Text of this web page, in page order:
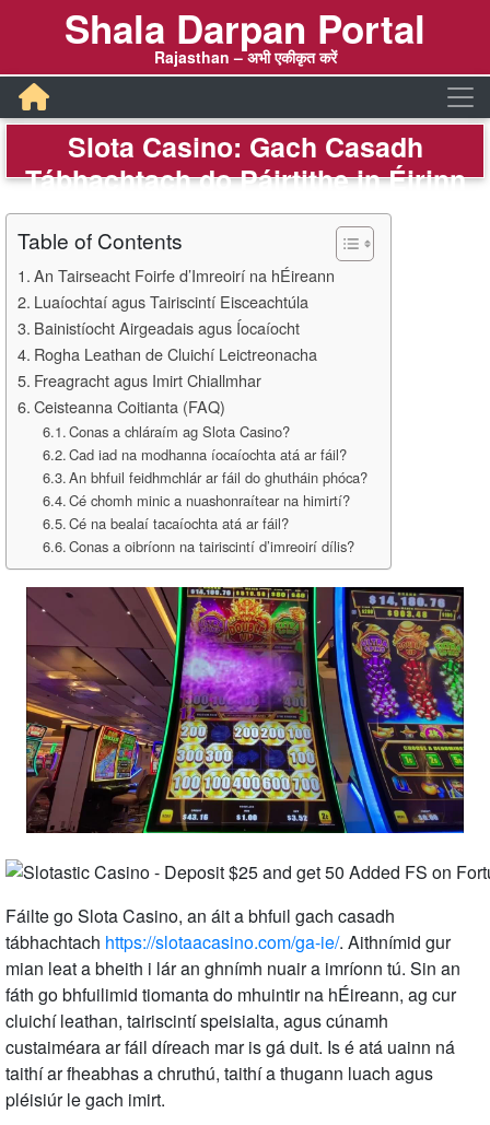
Shala Darpan Portal
Rajasthan – अभी एकीकृत करें
Slota Casino: Gach Casadh
Tábhachtach do Páirtithe in Éirinn
Table of Contents
An Tairseacht Foirfe d’Imreoirí na hÉireann
Luaíochtaí agus Tairiscintí Eisceachtúla
Bainistíocht Airgeadais agus Íocaíocht
Rogha Leathan de Cluichí Leictreonacha
Freagracht agus Imirt Chiallmhar
Ceisteanna Coitianta (FAQ)
Conas a chláraím ag Slota Casino?
Cad iad na modhanna íocaíochta atá ar fáil?
An bhfuil feidhmchlár ar fáil do ghutháin phóca?
Cé chomh minic a nuashonraítear na himirtí?
Cé na bealaí tacaíochta atá ar fáil?
Conas a oibríonn na tairiscintí d’imreoirí dílis?
Fáilte go Slota Casino, an áit a bhfuil gach casadh
tábhachtach https://slotaacasino.com/ga-ie/. Aithnímid gur
mian leat a bheith i lár an ghnímh nuair a imríonn tú. Sin an
fáth go bhfuilimid tiomanta do mhuintir na hÉireann, ag cur
cluichí leathan, tairiscintí speisialta, agus cúnamh
custaiméara ar fáil díreach mar is gá duit. Is é atá uainn ná
taithí ar fheabhas a chruthú, taithí a thugann luach agus
pléisiúr le gach imirt.